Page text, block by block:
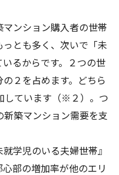
ンション購入者の世帯
とも多く、次いで「未
るからです。２つの世
２を占めます。どちら
しています（※２）。つ
築マンション需要を支
学児のいる夫婦世帯』
部の増加率が他のエリ